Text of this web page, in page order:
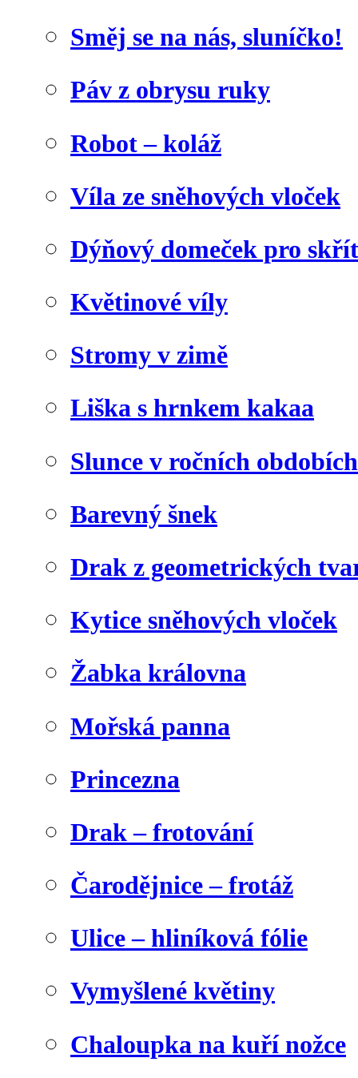
Směj se na nás, sluníčko!
Páv z obrysu ruky
Robot – koláž
Víla ze sněhových vloček
Dýňový domeček pro
Květinové víly
Stromy v zimě
Liška s hrnkem kakaa
Slunce v ročních obdobích
Barevný šnek
Drak z geometrických
Kytice sněhových vloček
Žabka královna
Mořská panna
Princezna
Drak – frotování
Čarodějnice – frotáž
Ulice – hliníková fólie
Vymyšlené květiny
Chaloupka na kuří nožce